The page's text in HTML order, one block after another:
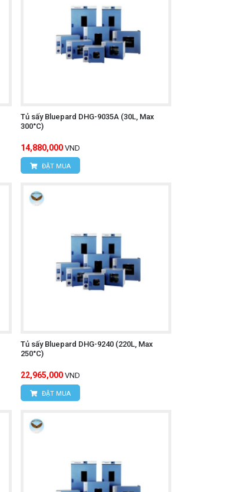
Tủ sấy Bluepard DHG-9035A (30L, Max
300°C)
14,880,000 VND
ĐẶT MUA
Tủ sấy Bluepard DHG-9240 (220L, Max
250°C)
22,965,000 VND
ĐẶT MUA